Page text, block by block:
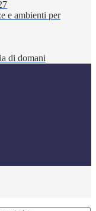
e ambienti per
di domani